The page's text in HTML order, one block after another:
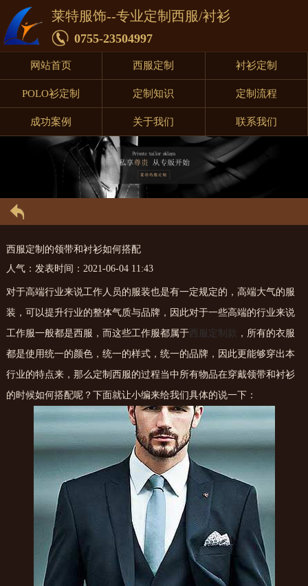
莱特服饰--专业定制西服/衬衫
0755-23504997
网站首页 西服定制 衬衫定制
POLO衫定制 定制知识 定制流程
成功案例 关于我们 联系我们
西服定制的领带和衬衫如何搭配
人气： 发表时间：2021-06-04 11:43
对于高端行业来说工作人员的服装也是有一定规定的，高端大气的服
装，可以提升行业的整体气质与品牌，因此对于一些高端的行业来说
工作服一般都是西服，而这些工作服都属于西服定制款 ，所有的衣服
都是使用统一的颜色，统一的样式，统一的品牌，因此更能够穿出本
行业的特点来，那么定制西服的过程当中所有物品在穿戴领带和衬衫
的时候如何搭配呢？下面就让小编来给我们具体的说一下：